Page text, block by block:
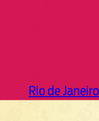
Rio de Janeiro